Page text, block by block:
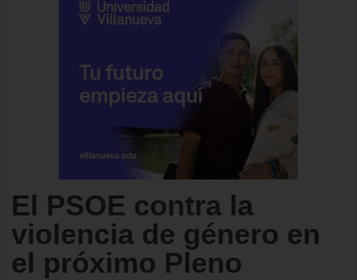
El PSOE contra la
violencia de género en
el próximo Pleno